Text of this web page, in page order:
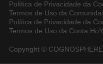
Política de Privacidade da
Termos de Uso da
Política de Privacidade da
Termos de Uso da Conta
Copyright ©